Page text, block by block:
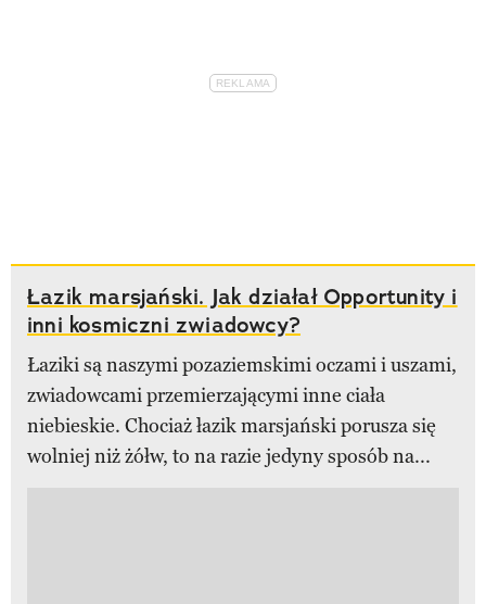
Łazik marsjański. Jak działał Opportunity i
inni kosmiczni zwiadowcy?
Łaziki są naszymi pozaziemskimi oczami i uszami,
zwiadowcami przemierzającymi inne ciała
niebieskie. Chociaż łazik marsjański porusza się
wolniej niż żółw, to na razie jedyny sposób na...